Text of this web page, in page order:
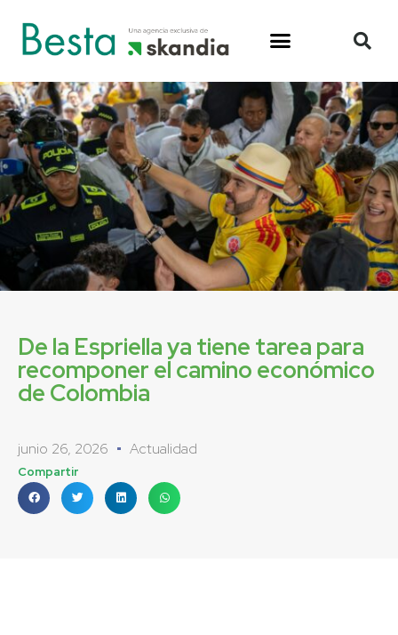
De la Espriella ya tiene tarea para
recomponer el camino económico
de Colombia
junio 26, 2026 Actualidad
Compartir